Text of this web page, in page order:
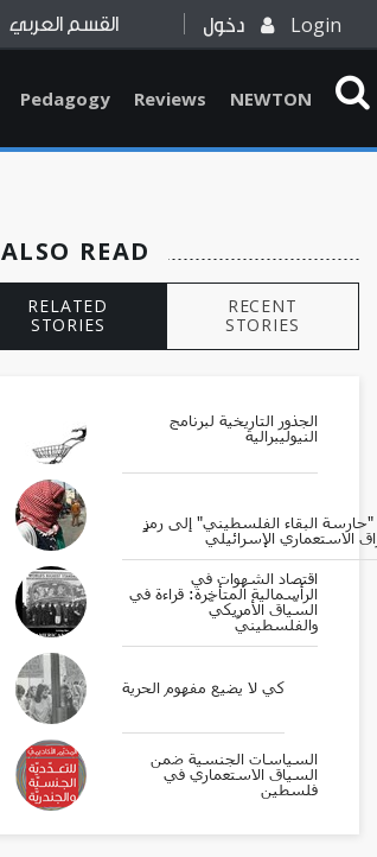
القسم العربي دخول Login
Pedagogy Reviews NEWTON
ALSO READ
RELATED
STORIES
RECENT
STORIES
الجذور التاريخية لبرنامج
النيوليبرالية
البقاء الفلسطيني" إلى رمزٍ
الاستعماري الإسرائيلي
اقتصاد الشهوات في
الرأسمالية المتأخرة: قراءة في
السّياق الأمريكيّ
والفلسطينيّ
كي لا يضيع مفهوم الحرية
السياسات الجنسية ضمن
السياق الاستعماري في
فلسطين